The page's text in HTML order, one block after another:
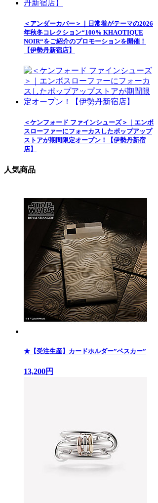
＜アンダーカバー＞｜日常着がテーマの2026
年秋冬コレクション“100% KHAOTIQUE
NOIR“をご紹介のプロモーションを開催！
【伊勢丹新宿店】
＜ケンフォード ファインシューズ＞｜エンボ
スローファーにフォーカスしたポップアップ
ストアが期間限定オープン！【伊勢丹新宿
店】
人気商品
★【受注生産】カードホルダー”ベスカー”
13,200円